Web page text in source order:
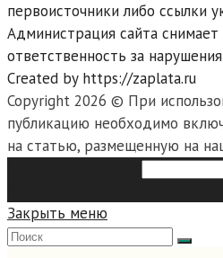
первоисточники либо ссылки
Администрация сайта
ответственность за
Created by https://zaplata.ru
Copyright 2026 © При
публикацию необходимо
на статью, размещенную на
Закрыть меню